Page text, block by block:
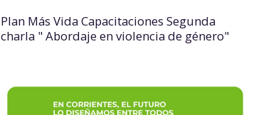
Plan Más Vida Capacitaciones Segunda
charla " Abordaje en violencia de género"